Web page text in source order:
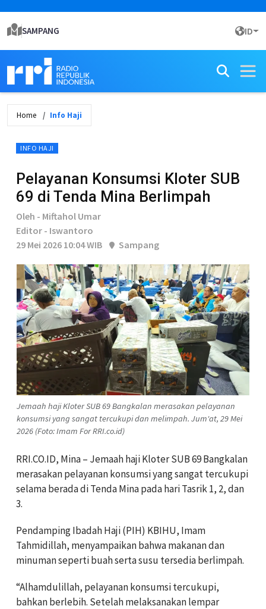
SAMPANG ID
Home Info Haji
INFO HAJI
Pelayanan Konsumsi Kloter SUB
69 di Tenda Mina Berlimpah
Oleh - Miftahol Umar
Editor - Iswantoro
29 Mei 2026 10:04 WIB
Sampang
Jemaah haji Kloter SUB 69 Bangkalan merasakan pelayanan
konsumsi yang sangat tercukupi dan melimpah. Jum'at, 29 Mei
2026 (Foto: Imam For RRI.co.id)
RRI.CO.ID, Mina – Jemaah haji Kloter SUB 69 Bangkalan
merasakan pelayanan konsumsi yang sangat tercukupi
selama berada di Tenda Mina pada hari Tasrik 1, 2, dan
3.
Pendamping Ibadah Haji (PIH) KBIHU, Imam
Tahmidillah, menyampaikan bahwa makanan dan
minuman seperti buah serta susu tersedia berlimpah.
“Alhamdulillah, pelayanan konsumsi tercukupi,
bahkan berlebih. Setelah melaksanakan lempar